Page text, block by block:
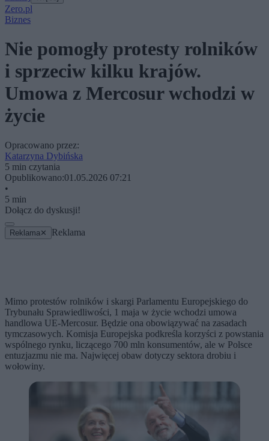
Zero.pl
Biznes
Nie pomogły protesty rolników
i sprzeciw kilku krajów.
Umowa z Mercosur wchodzi w
życie
Opracowano przez:
Katarzyna Dybińska
5 min czytania
Opublikowano:01.05.2026 07:21
•
5 min
Dołącz do dyskusji!
Reklama ✕ Reklama
Mimo protestów rolników i skargi Parlamentu Europejskiego do
Trybunału Sprawiedliwości, 1 maja w życie wchodzi umowa
handlowa UE-Mercosur. Będzie ona obowiązywać na zasadach
tymczasowych. Komisja Europejska podkreśla korzyści z powstania
wspólnego rynku, liczącego 700 mln konsumentów, ale w Polsce
entuzjazmu nie ma. Najwięcej obaw dotyczy sektora drobiu i
wołowiny.